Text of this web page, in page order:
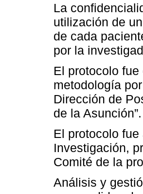
La
utilización de
de cada
por la
El protocolo
metodología
Dirección de
de la Asunción”.
El protocolo
Investigación,
Comité de la
Análisis y